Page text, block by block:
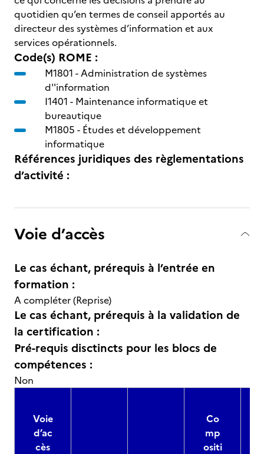
quotidien qu’en termes de conseil apportés au
directeur des systèmes d’information et aux
services opérationnels.
Code(s) ROME :
M1801 -Administration de systèmes
d''information
I1401 - Maintenance informatique et
bureautique
M1805 - Études et développement
informatique
Références juridiques des règlementations
d’activité :
Voie d’accès
Le cas échant, prérequis à l’entrée en
formation :
A compléter (Reprise)
Le cas échant, prérequis à la validation de
la certification :
Pré-requis disctincts pour les blocs de
compétences :
Non
Voie
d’ac
cès
Co
mp
ositi